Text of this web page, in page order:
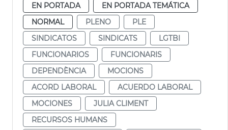
EN PORTADA
EN PORTADA TEMÁTICA
NORMAL
PLENO
PLE
SINDICATOS
SINDICATS
LGTBI
FUNCIONARIOS
FUNCIONARIS
DEPENDÈNCIA
MOCIONS
ACORD LABORAL
ACUERDO LABORAL
MOCIONES
JULIA CLIMENT
RECURSOS HUMANS